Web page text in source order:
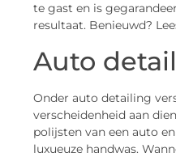
te gast en is
resultaat. Benieuwd?
Auto
Onder auto detailing
verscheidenheid aan
polijsten van een auto
luxueuze handwas.